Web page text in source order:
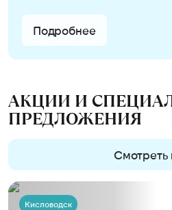
Подробнее
АКЦИИ И
ПРЕДЛОЖЕНИЯ
Смотреть
Кисловодск